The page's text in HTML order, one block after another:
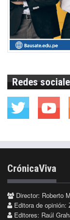
Redes
CrónicaViva
Director: Roberto
Editora de opinión:
Editores: Raúl